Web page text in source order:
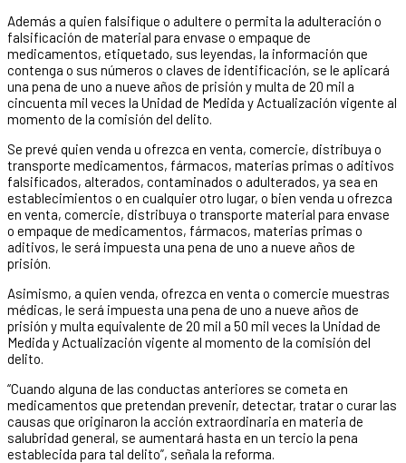
Además a quien falsifique o adultere o permita la adulteración o
falsificación de material para envase o empaque de
medicamentos, etiquetado, sus leyendas, la información que
contenga o sus números o claves de identificación, se le aplicará
una pena de uno a nueve años de prisión y multa de 20 mil a
cincuenta mil veces la Unidad de Medida y Actualización vigente al
momento de la comisión del delito.
Se prevé quien venda u ofrezca en venta, comercie, distribuya o
transporte medicamentos, fármacos, materias primas o aditivos
falsificados, alterados, contaminados o adulterados, ya sea en
establecimientos o en cualquier otro lugar, o bien venda u ofrezca
en venta, comercie, distribuya o transporte material para envase
o empaque de medicamentos, fármacos, materias primas o
aditivos, le será impuesta una pena de uno a nueve años de
prisión.
Asimismo, a quien venda, ofrezca en venta o comercie muestras
médicas, le será impuesta una pena de uno a nueve años de
prisión y multa equivalente de 20 mil a 50 mil veces la Unidad de
Medida y Actualización vigente al momento de la comisión del
delito.
“Cuando alguna de las conductas anteriores se cometa en
medicamentos que pretendan prevenir, detectar, tratar o curar las
causas que originaron la acción extraordinaria en materia de
salubridad general, se aumentará hasta en un tercio la pena
establecida para tal delito”, señala la reforma.